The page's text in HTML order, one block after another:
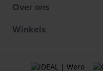
Over ons
Winkels